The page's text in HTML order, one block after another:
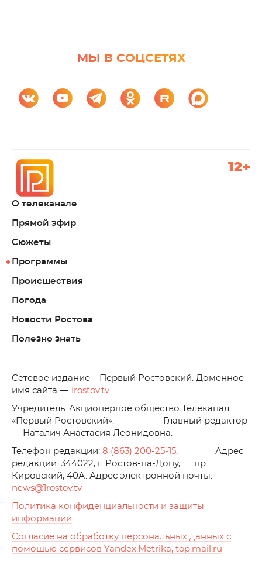
МЫ В СОЦСЕТЯХ
О телеканале
Прямой эфир
Сюжеты
Программы
Происшествия
Погода
Новости Ростова
Полезно знать
12+
Cетевое издание – Первый Ростовский. Доменное
имя сайта —
1rostov.tv
Учредитель: Акционерное общество Телеканал
«Первый Ростовский». Главный редактор
— Наталич Анастасия Леонидовна.
Телефон редакции: 8 (863) 200-25-15. Адрес
редакции: 344022, г. Ростов-на-Дону, пр.
Кировский, 40А. Адрес электронной почты:
news@1rostov.tv
Политика конфиденциальности и защиты
информации
Согласие на обработку персональных данных с
помощью сервисов Yandex.Metrika, top.mail.ru